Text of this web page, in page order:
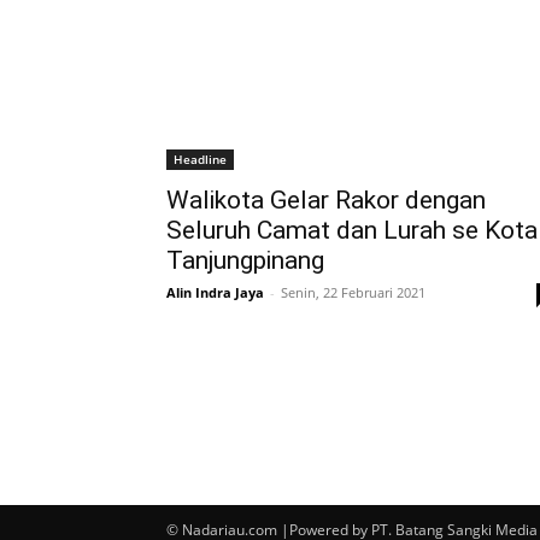
Headline
Walikota Gelar Rakor dengan
Seluruh Camat dan Lurah se Kota
Tanjungpinang
Alin Indra Jaya - Senin, 22 Februari 2021
© Nadariau.com |Powered by PT. Batang Sangki Media